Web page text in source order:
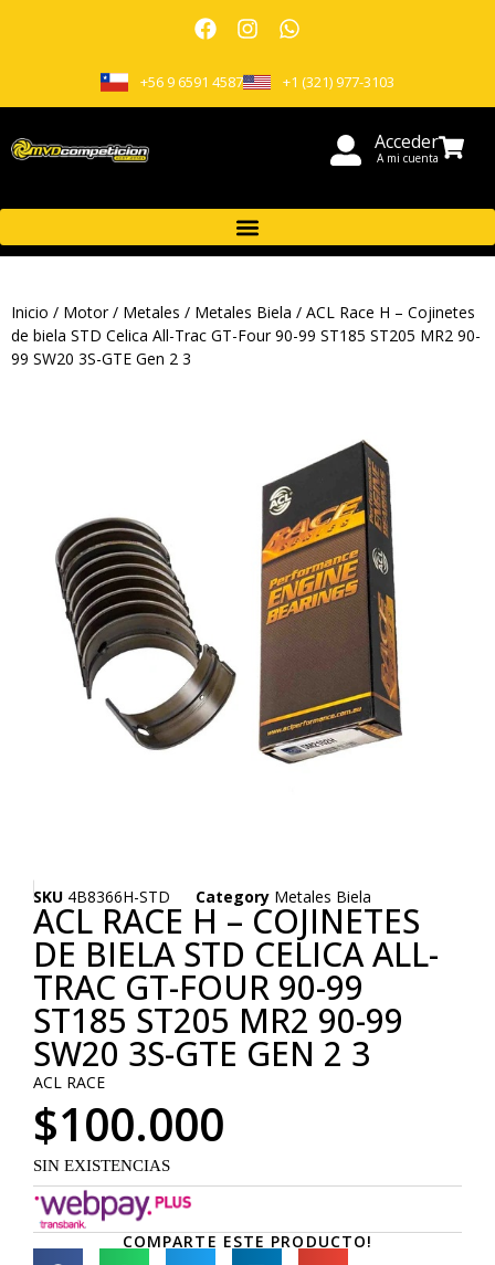
+56 9 6591 4587 +1 (321) 977-3103
Acceder
A mi cuenta
Inicio / Motor/ Metales / Metales Biela / ACL Race H – Cojinetes
de biela STD Celica All-Trac GT-Four 90-99 ST185 ST205 MR2 90-
99 SW20 3S-GTE Gen 2 3
SKU 4B8366H-STD Category Metales Biela
ACL RACE H – COJINETES
DE BIELA STD CELICA ALL-
TRAC GT-FOUR 90-99
ST185 ST205 MR2 90-99
SW20 3S-GTE GEN 2 3
ACL RACE
$100.000
SIN EXISTENCIAS
COMPARTE ESTE PRODUCTO!